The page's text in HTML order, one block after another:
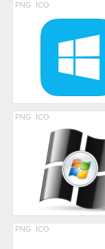
PNG ICO
PNG ICO
PNG ICO